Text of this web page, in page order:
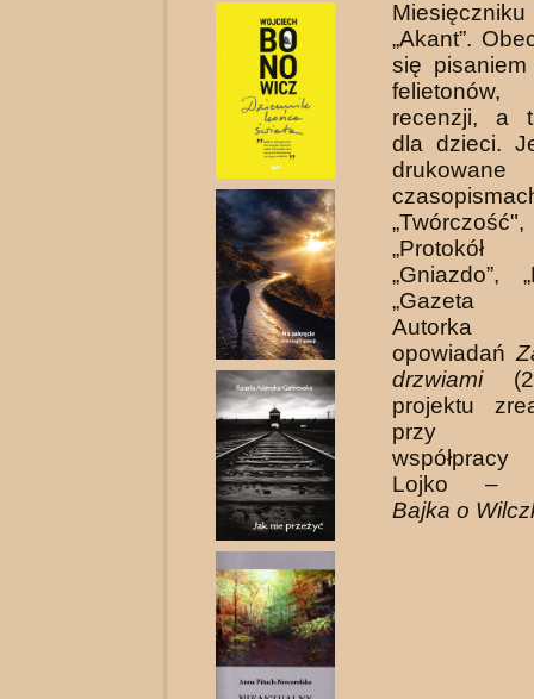
„Akant”.
się pisaniem
recenzji, a
dla dzieci.
„Protokół
„Gniazdo”,
„Gazeta
opowiadań
drzwiami
projektu
przy
Lojko –
Bajka o